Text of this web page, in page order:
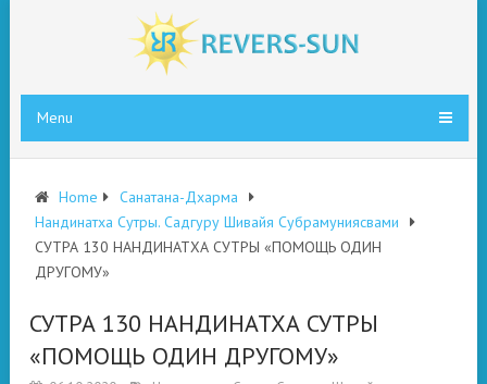
Menu
Home
Санатана-Дхарма
Нандинатха Сутры. Садгуру Шивайя Субрамуниясвами
СУТРА 130 НАНДИНАТХА СУТРЫ «ПОМОЩЬ ОДИН
ДРУГОМУ»
СУТРА 130 НАНДИНАТХА СУТРЫ
«ПОМОЩЬ ОДИН ДРУГОМУ»